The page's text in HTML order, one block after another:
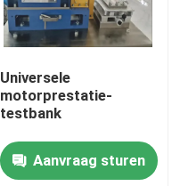
Universele
motorprestatie-
testbank
Aanvraag sturen